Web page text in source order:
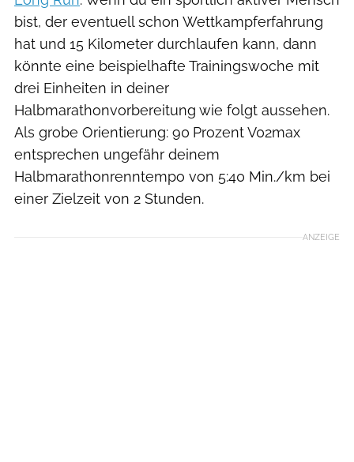
bist, der eventuell schon Wettkampferfahrung
hat und 15 Kilometer durchlaufen kann, dann
könnte eine beispielhafte Trainingswoche mit
drei Einheiten in deiner
Halbmarathonvorbereitung wie folgt aussehen.
Als grobe Orientierung: 90 Prozent V02max
entsprechen ungefähr deinem
Halbmarathonrenntempo von 5:40 Min./km bei
einer Zielzeit von 2 Stunden.
ANZEIGE